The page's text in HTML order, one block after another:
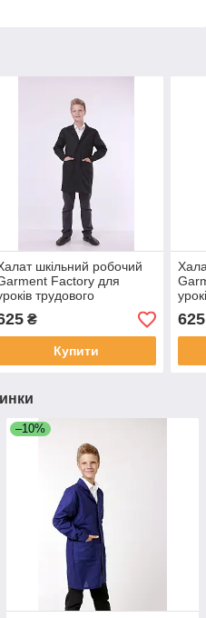
шкільний робочий
Factory для
трудового
халат на
тканина саржа,
чорний, 36 розмір
₴
Купити
625
–10%